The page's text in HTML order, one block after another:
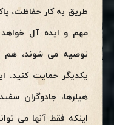
طریق به کار حفاظت،
مهم و ایده آل
توصیه می شوند، هم
یکدیگر حمایت کنید.
هیلرها، جادوگران
اینکه فقط آنها می